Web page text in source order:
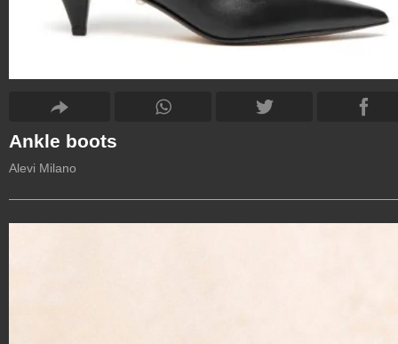
Ankle boots
Alevi Milano